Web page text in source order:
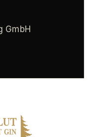
GmbH